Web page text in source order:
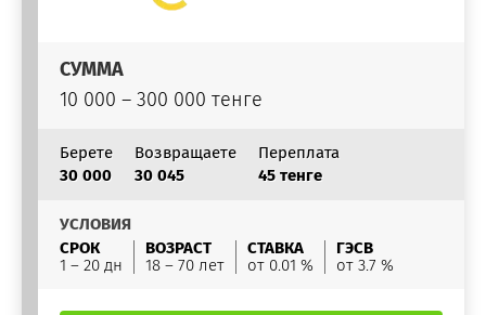
СУММА
10 000 – 300 000 тенге
Берете
30 000
Возвращаете
30 045
Переплата
45 тенге
УСЛОВИЯ
СРОК
1 – 20 дн
ВОЗРАСТ
18 – 70 лет
СТАВКА
от 0.01 %
ГЭСВ
от 3.7 %